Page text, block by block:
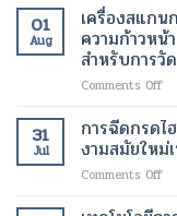
เ
ท
แ
สมัย
ร้
แ
ง
ส
ใ
ผิว
อ
เป็น
ใ
เ
ข
ก
จัด
ห
ส
ท
แ
ส
ใ
สำ
รั
ภ
หัว
เต้น
01
Aug
เครื่องสแกน
ความก้าวหน้
สำหรับการวั
Comments Offon
ส
ก
ปั
ด้วย
31
Jul
การฉีดกรดไ
งามสมัยใหม่
Comments Offon
ฉีด